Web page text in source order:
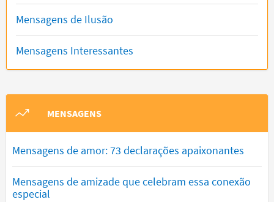
Mensagens de Ilusão
Mensagens Interessantes
MENSAGENS
Mensagens de amor: 73 declarações apaixonantes
Mensagens de amizade que celebram essa conexão
especial